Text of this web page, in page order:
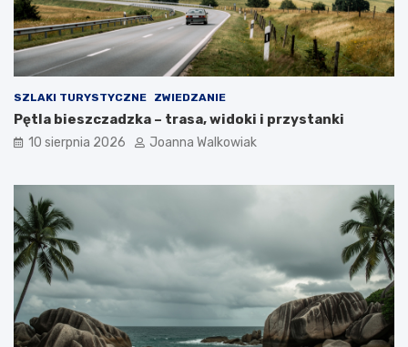
SZLAKI TURYSTYCZNE ZWIEDZANIE
Pętla bieszczadzka – trasa, widoki i przystanki
10 sierpnia 2026 Joanna Walkowiak